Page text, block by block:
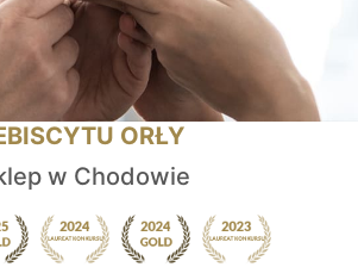
ORŁY
w Chodowie